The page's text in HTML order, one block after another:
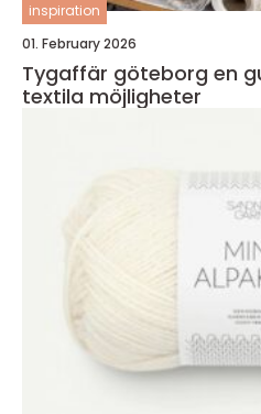
inspiration
01. February 2026
Tygaffär göteborg en guide till stadens
textila möjligheter